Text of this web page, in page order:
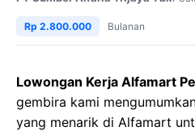
Rp 2.800.000 Bulanan
Lowongan Kerja Alfamart
gembira kami
yang menarik di Alfamart